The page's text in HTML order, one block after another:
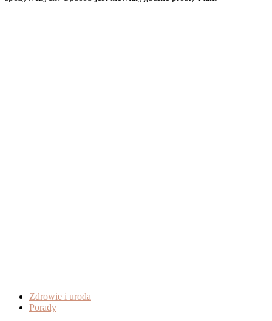
Zdrowie i uroda
Porady